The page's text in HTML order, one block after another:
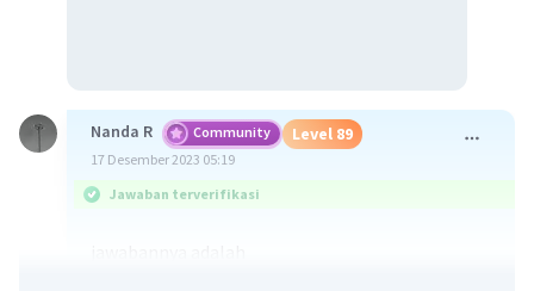
Nanda R Community Level 89
17 Desember 2023 05:19
Jawaban terverifikasi